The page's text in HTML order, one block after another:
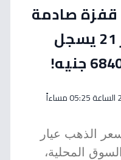
صادمة
في مصر اليوم - عيار 21 يسجل
الذهب عيار
المحلية،